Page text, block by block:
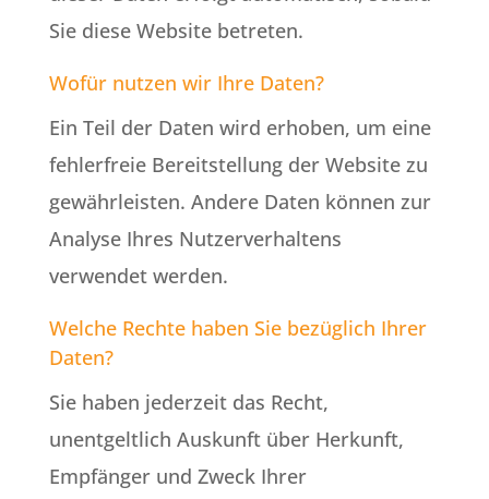
Sie diese Website betreten.
Wofür nutzen wir Ihre Daten?
Ein Teil der Daten wird erhoben, um eine
fehlerfreie Bereitstellung der Website zu
gewährleisten. Andere Daten können zur
Analyse Ihres Nutzerverhaltens
verwendet werden.
Welche Rechte haben Sie bezüglich Ihrer
Daten?
Sie haben jederzeit das Recht,
unentgeltlich Auskunft über Herkunft,
Empfänger und Zweck Ihrer